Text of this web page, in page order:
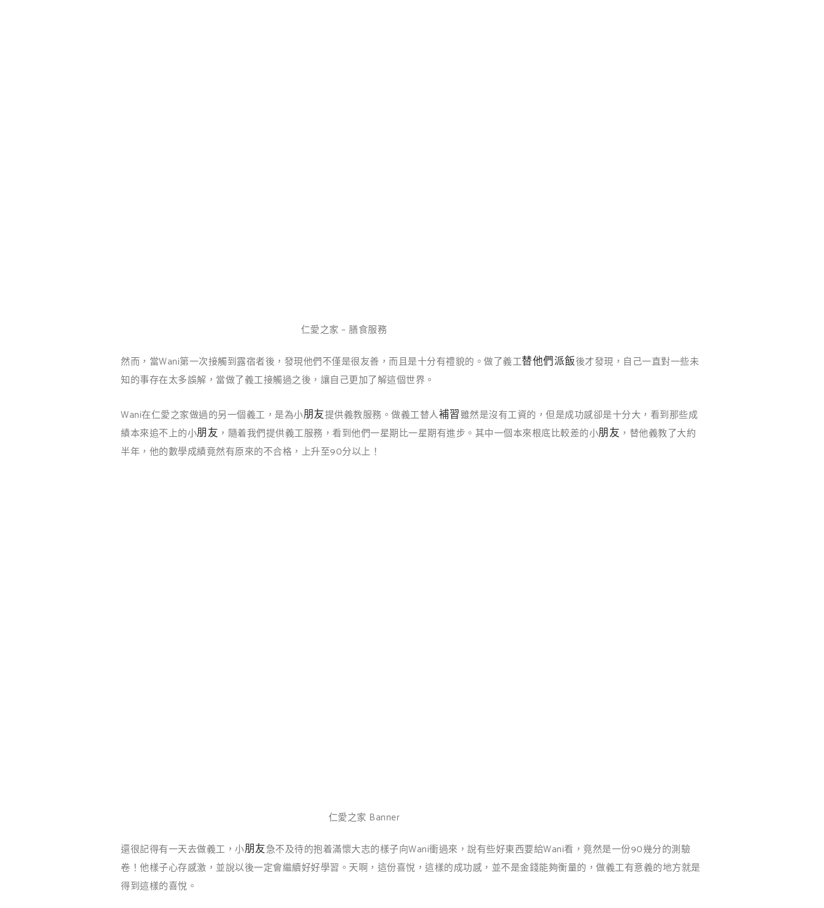
仁愛之家 – 膳食服務
然而，當Wani第一次接觸到露宿者後，發現他們不僅是很友善，而且是十分有禮貌的。做了義工替他們派飯後才發現，自己一直對一些未
知的事存在太多誤解，當做了義工接觸過之後，讓自己更加了解這個世界。
Wani在仁愛之家做過的另一個義工，是為小朋友提供義教服務。做義工替人補習雖然是沒有工資的，但是成功感卻是十分大，看到那些成
績本來追不上的小朋友 ，隨着我們提供義工服務，看到他們一星期比一星期有進步。其中一個本來根底比較差的小朋友 ，替他義教了大約
半年，他的數學成績竟然有原來的不合格，上升至90分以上！
仁愛之家 Banner
還很記得有一天去做義工，小朋友急不及待的抱着滿懷大志的樣子向Wani衝過來，說有些好東西要給Wani看，竟然是一份90幾分的測驗
卷！他樣子心存感激，並說以後一定會繼續好好學習。天啊，這份喜悅，這樣的成功感，並不是金錢能夠衡量的，做義工有意義的地方就是
得到這樣的喜悅。